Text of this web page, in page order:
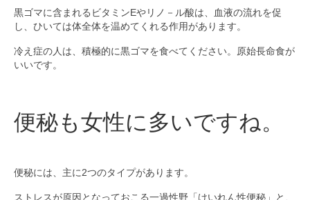
黒ゴマに含まれるビタミンEやリノ－ル酸は、血液の流れを促
し、ひいては体全体を温めてくれる作用があります。
冷え症の人は、積極的に黒ゴマを食べてください。原始長命食が
いいです。
便秘も女性に多いですね。
便秘には、主に2つのタイプがあります。
ストレスが原因となっておこる一過性野「けいれん性便秘」と、